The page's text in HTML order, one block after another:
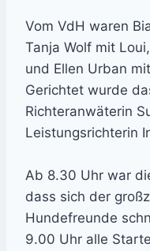
Vom VdH waren
Tanja Wolf mit
und Ellen Urban
Gerichtet wurde
Richteranwäterin
Leistungsrichterin
Ab 8.30 Uhr war
dass sich der
Hundefreunde
9.00 Uhr alle